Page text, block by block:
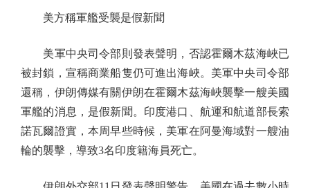
美方稱軍艦受襲是假新聞
美軍中央司令部則發表聲明，否認霍爾木茲海峽已
被封鎖，宣稱商業船隻仍可進出海峽。美軍中央司令部
還稱，伊朗傳媒有關伊朗在霍爾木茲海峽襲擊一艘美國
軍艦的消息，是假新聞。印度港口、航運和航道部長索
諾瓦爾證實，本周早些時候，美軍在阿曼海域對一艘油
輪的襲擊，導致3名印度籍海員死亡。